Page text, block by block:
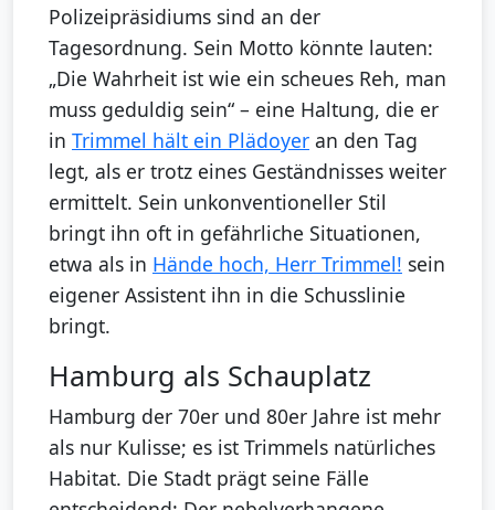
Polizeipräsidiums sind an der
Tagesordnung. Sein Motto könnte lauten:
„Die Wahrheit ist wie ein scheues Reh, man
muss geduldig sein“ – eine Haltung, die er
in Trimmel hält ein Plädoyer an den Tag
legt, als er trotz eines Geständnisses weiter
ermittelt. Sein unkonventioneller Stil
bringt ihn oft in gefährliche Situationen,
etwa als in Hände hoch, Herr Trimmel! sein
eigener Assistent ihn in die Schusslinie
bringt.
Hamburg als Schauplatz
Hamburg der 70er und 80er Jahre ist mehr
als nur Kulisse; es ist Trimmels natürliches
Habitat. Die Stadt prägt seine Fälle